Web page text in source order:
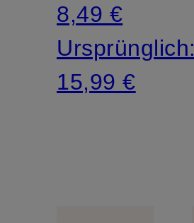
8,49 €
Ursprünglich:
15,99 €